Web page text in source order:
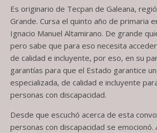
Es originario de Tecpan de Galeana,
Grande. Cursa el quinto año de primaria
Ignacio Manuel Altamirano. De grande
pero sabe que para eso necesita
de calidad e incluyente, por eso, en su
garantías para que el Estado garantice
especializada, de calidad e incluyente
personas con discapacidad.
Desde que escuchó acerca de esta
personas con discapacidad se emocionó.